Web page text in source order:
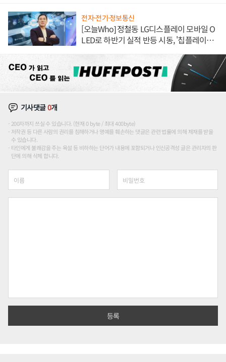
전자·전기·정보통신
[오늘Who] 정철동 LG디스플레이 모바일 O
LED로 하반기 실적 반등 시동, '칩플레이
기사댓글0개
200자까지 쓰실 수 있습니다. (현재 0 byte / 최대 400byte)
저작권 등 다른 사람의 권리를 침해하거나 명예를 훼손하는 댓글은 관련 법률에 의해 제재를 받을
수 있습니다.
타인에게 불쾌감을 주는 욕설 등 비하하는 단어가 내용에 포함되거나 인신공격성 글은 관리자의 판
단에 의해 삭제 합니다.